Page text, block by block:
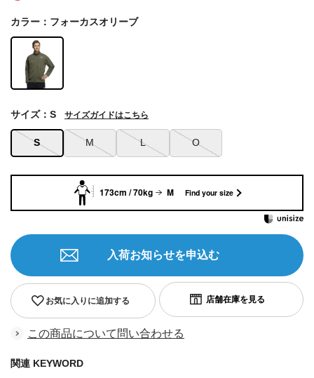
カラー：フォーカスオリーブ
S M L O
サイズ：S サイズガイドはこちら
お気に入りに追加する
入荷お知らせを申込む
この商品について問い合わせる
関連 KEYWORD
173cm / 70kg M Find your size